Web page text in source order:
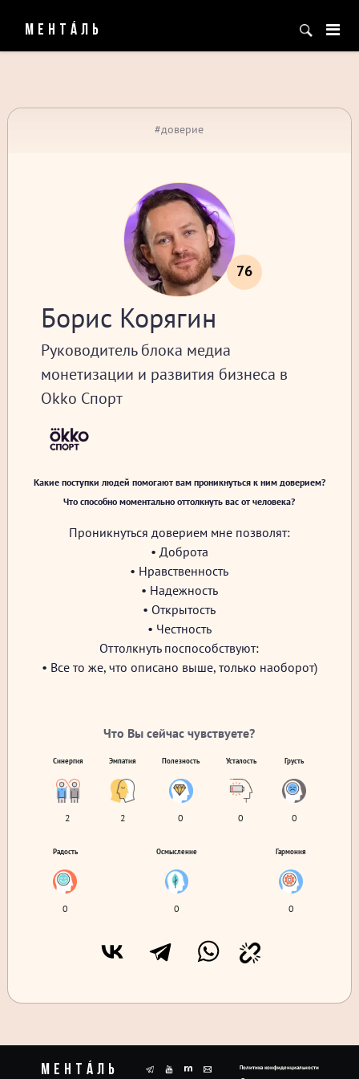
МЕНТÁЛЬ
#доверие
76
Борис Корягин
Руководитель блока медиа
монетизации и развития бизнеса в
Okko Спорт
Какие поступки людей помогают вам проникнуться к ним доверием?
Что способно моментально оттолкнуть вас от человека?
Проникнуться доверием мне позволят:
• Доброта
• Нравственность
• Надежность
• Открытость
• Честность
Оттолкнуть поспособствуют:
• Все то же, что описано выше, только наоборот)
Что Вы сейчас чувствуете?
Синергия
2
Эмпатия
2
Полезность
0
Усталость
0
Грусть
0
Радость
0
Осмысление
0
Гармония
0
Ментáль
Политика конфиденциальности